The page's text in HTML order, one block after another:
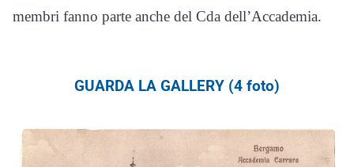
membri fanno parte anche del Cda dell’Accademia.
GUARDA LA GALLERY (4 foto)